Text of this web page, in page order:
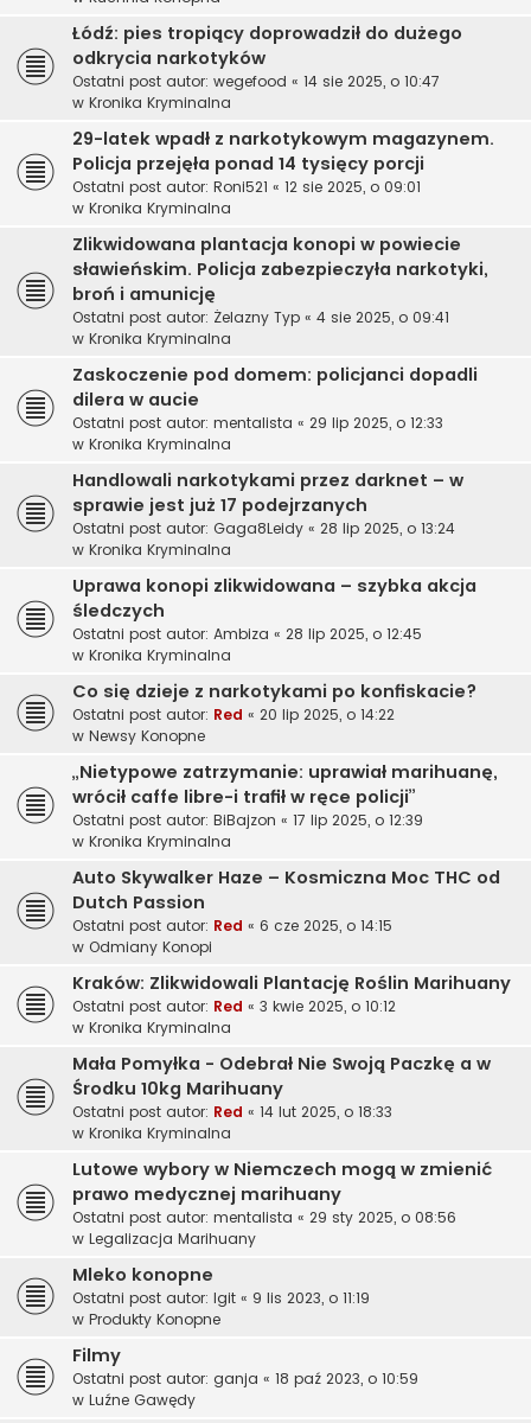
Łódź: pies tropiący doprowadził do dużego
odkrycia narkotyków
Ostatni post autor: wegefood « 14 sie 2025, o 10:47
w Kronika Kryminalna
29-latek wpadł z narkotykowym magazynem.
Policja przejęła ponad 14 tysięcy porcji
Ostatni post autor: Roni521 « 12 sie 2025, o 09:01
w Kronika Kryminalna
Zlikwidowana plantacja konopi w powiecie
sławieńskim. Policja zabezpieczyła narkotyki,
broń i amunicję
Ostatni post autor: Żelazny Typ « 4 sie 2025, o 09:41
w Kronika Kryminalna
Zaskoczenie pod domem: policjanci dopadli
dilera w aucie
Ostatni post autor: mentalista « 29 lip 2025, o 12:33
w Kronika Kryminalna
Handlowali narkotykami przez darknet – w
sprawie jest już 17 podejrzanych
Ostatni post autor: Gaga8Leidy « 28 lip 2025, o 13:24
w Kronika Kryminalna
Uprawa konopi zlikwidowana – szybka akcja
śledczych
Ostatni post autor: Ambiza « 28 lip 2025, o 12:45
w Kronika Kryminalna
Co się dzieje z narkotykami po konfiskacie?
Ostatni post autor: Red « 20 lip 2025, o 14:22
w Newsy Konopne
„Nietypowe zatrzymanie: uprawiał marihuanę,
wrócił caffe libre-i trafił w ręce policji”
Ostatni post autor: BiBajzon « 17 lip 2025, o 12:39
w Kronika Kryminalna
Auto Skywalker Haze – Kosmiczna Moc THC od
Dutch Passion
Ostatni post autor: Red « 6 cze 2025, o 14:15
w Odmiany Konopi
Kraków: Zlikwidowali Plantację Roślin Marihuany
Ostatni post autor: Red « 3 kwie 2025, o 10:12
w Kronika Kryminalna
Mała Pomyłka - Odebrał Nie Swoją Paczkę a w
Środku 10kg Marihuany
Ostatni post autor: Red « 14 lut 2025, o 18:33
w Kronika Kryminalna
Lutowe wybory w Niemczech mogą w zmienić
prawo medycznej marihuany
Ostatni post autor: mentalista « 29 sty 2025, o 08:56
w Legalizacja Marihuany
Mleko konopne
Ostatni post autor: Igit « 9 lis 2023, o 11:19
w Produkty Konopne
Filmy
Ostatni post autor: ganja « 18 paź 2023, o 10:59
w Luźne Gawędy